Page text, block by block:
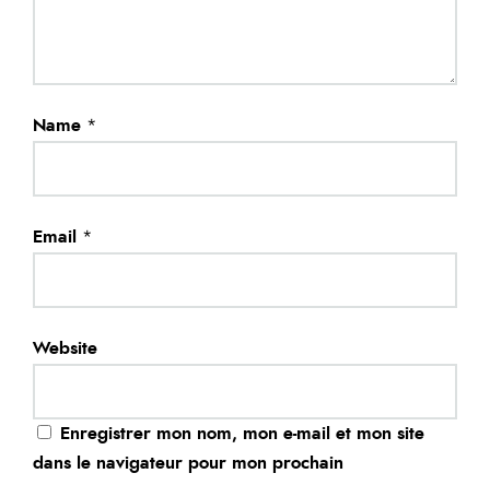
Name *
Email *
Website
Enregistrer mon nom, mon e-mail et mon site
dans le navigateur pour mon prochain